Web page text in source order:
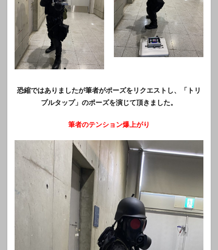
恐縮ではありましたが筆者がポーズをリクエストし、「トリ
プルタップ」のポーズを演じて頂きました。
筆者のテンション爆上がり